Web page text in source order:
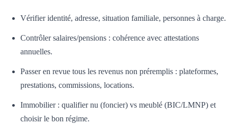
Vérifier identité, adresse, situation familiale, personnes à charge.
Contrôler salaires/pensions : cohérence avec attestations
annuelles.
Passer en revue tous les revenus non préremplis : plateformes,
prestations, commissions, locations.
Immobilier : qualifier nu (foncier) vs meublé (BIC/LMNP) et
choisir le bon régime.